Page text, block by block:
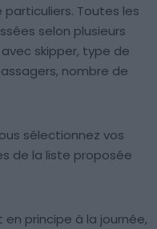
Toutes les
selon plusieurs
skipper, type de
nombre de
sélectionnez vos
de la liste proposée
principe à la journée,